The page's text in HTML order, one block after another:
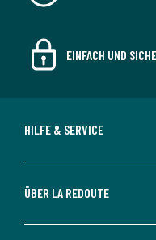
EINFACH UND
HILFE & SERVICE
ÜBER LA REDOUTE